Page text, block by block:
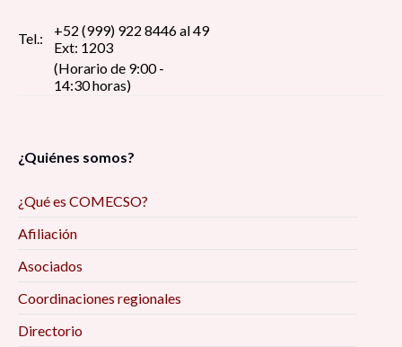
Tel.:
+52 (999) 922 8446 al 49
Ext: 1203
(Horario de 9:00 -
14:30 horas)
¿Quiénes somos?
¿Qué es COMECSO?
Afiliación
Asociados
Coordinaciones regionales
Directorio